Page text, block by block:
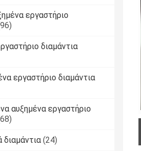
εργαστήριο
διαμάντια
εργαστήριο διαμάντια
αυξημένα εργαστήριο
διαμάντια (24)